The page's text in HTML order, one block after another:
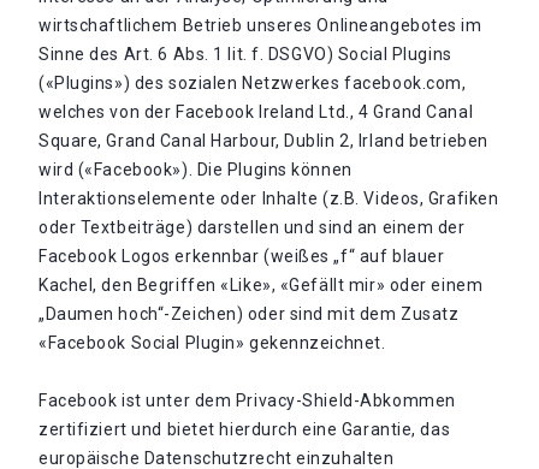
wirtschaftlichem Betrieb unseres Onlineangebotes im
Sinne des Art. 6 Abs. 1 lit. f. DSGVO) Social Plugins
(«Plugins») des sozialen Netzwerkes facebook.com,
welches von der Facebook Ireland Ltd., 4 Grand Canal
Square, Grand Canal Harbour, Dublin 2, Irland betrieben
wird («Facebook»). Die Plugins können
Interaktionselemente oder Inhalte (z.B. Videos, Grafiken
oder Textbeiträge) darstellen und sind an einem der
Facebook Logos erkennbar (weißes „f“ auf blauer
Kachel, den Begriffen «Like», «Gefällt mir» oder einem
„Daumen hoch“-Zeichen) oder sind mit dem Zusatz
«Facebook Social Plugin» gekennzeichnet.
Facebook ist unter dem Privacy-Shield-Abkommen
zertifiziert und bietet hierdurch eine Garantie, das
europäische Datenschutzrecht einzuhalten